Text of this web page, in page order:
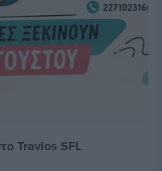
Travlos SFL